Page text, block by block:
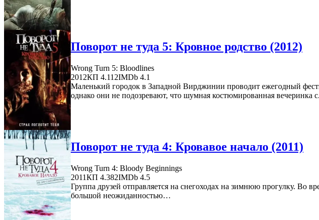
Поворот не туда 5: Кровное родство (2012)
Wrong Turn 5: Bloodlines
2012КП 4.112IMDb 4.1
Маленький городок в Западной Вирджинии проводит ежегодный
однако они не подозревают, что шумная костюмированная вечеринка
Поворот не туда 4: Кровавое начало (2011)
Wrong Turn 4: Bloody Beginnings
2011КП 4.382IMDb 4.5
Группа друзей отправляется на снегоходах на зимнюю прогулку. Во
большой неожиданностью…